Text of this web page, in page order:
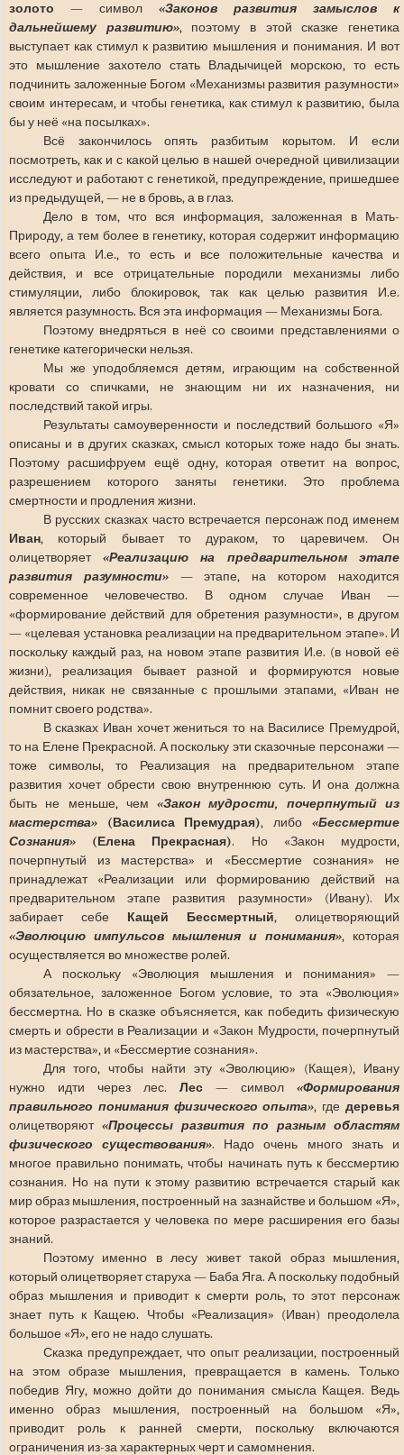
золото — символ «Законов развития замыслов к
дальнейшему развитию», поэтому в этой сказке генетика
выступает как стимул к развитию мышления и понимания. И вот
это мышление захотело стать Владычицей морскою, то есть
подчинить заложенные Богом «Механизмы развития разумности»
своим интересам, и чтобы генетика, как стимул к развитию, была
бы у неё «на посылках».
Всё закончилось опять разбитым корытом. И если
посмотреть, как и с какой целью в нашей очередной цивилизации
исследуют и работают с генетикой, предупреждение, пришедшее
из предыдущей, — не в бровь, а в глаз.
Дело в том, что вся информация, заложенная в Мать-
Природу, а тем более в генетику, которая содержит информацию
всего опыта И.е., то есть и все положительные качества и
действия, и все отрицательные породили механизмы либо
стимуляции, либо блокировок, так как целью развития И.е.
является разумность. Вся эта информация — Механизмы Бога.
Поэтому внедряться в неё со своими представлениями о
генетике категорически нельзя.
Мы же уподобляемся детям, играющим на собственной
кровати со спичками, не знающим ни их назначения, ни
последствий такой игры.
Результаты самоуверенности и последствий большого «Я»
описаны и в других сказках, смысл которых тоже надо бы знать.
Поэтому расшифруем ещё одну, которая ответит на вопрос,
разрешением которого заняты генетики. Это проблема
смертности и продления жизни.
В русских сказках часто встречается персонаж под именем
Иван, который бывает то дураком, то царевичем. Он
олицетворяет«Реализацию на предварительном этапе
развития разумности» — этапе, на котором находится
современное человечество. В одном случае Иван —
«формирование действий для обретения разумности», в другом
— «целевая установка реализации на предварительном этапе». И
поскольку каждый раз, на новом этапе развития И.е. (в новой её
жизни), реализация бывает разной и формируются новые
действия, никак не связанные с прошлыми этапами, «Иван не
помнит своего родства».
В сказках Иван хочет жениться то на Василисе Премудрой,
то на Елене Прекрасной. А поскольку эти сказочные персонажи —
тоже символы, то Реализация на предварительном этапе
развития хочет обрести свою внутреннюю суть. И она должна
быть не меньше, чем«Закон мудрости, почерпнутый из
мастерства» (Василиса Премудрая), либо«Бессмертие
Сознания» (Елена Прекрасная). Но «Закон мудрости,
почерпнутый из мастерства» и «Бессмертие сознания» не
принадлежат «Реализации или формированию действий на
предварительном этапе развития разумности» (Ивану). Их
забирает себе Кащей Бессмертный, олицетворяющий
«Эволюцию импульсов мышления и понимания», которая
осуществляется во множестве ролей.
А поскольку «Эволюция мышления и понимания» —
обязательное, заложенное Богом условие, то эта «Эволюция»
бессмертна. Но в сказке объясняется, как победить физическую
смерть и обрести в Реализации и «Закон Мудрости, почерпнутый
из мастерства», и «Бессмертие сознания».
Для того, чтобы найти эту «Эволюцию» (Кащея), Ивану
нужно идти через лес. Лес — символ«Формирования
правильного понимания физического опыта», гдедеревья
олицетворяют «Процессы развития по разным областям
физического существования». Надо очень много знать и
многое правильно понимать, чтобы начинать путь к бессмертию
сознания. Но на пути к этому развитию встречается старый как
мир образ мышления, построенный на зазнайстве и большом «Я»,
которое разрастается у человека по мере расширения его базы
знаний.
Поэтому именно в лесу живет такой образ мышления,
который олицетворяет старуха — Баба Яга. А поскольку подобный
образ мышления и приводит к смерти роль, то этот персонаж
знает путь к Кащею. Чтобы «Реализация» (Иван) преодолела
большое «Я», его не надо слушать.
Сказка предупреждает, что опыт реализации, построенный
на этом образе мышления, превращается в камень. Только
победив Ягу, можно дойти до понимания смысла Кащея. Ведь
именно образ мышления, построенный на большом «Я»,
приводит роль к ранней смерти, поскольку включаются
ограничения из-за характерных черт и самомнения.